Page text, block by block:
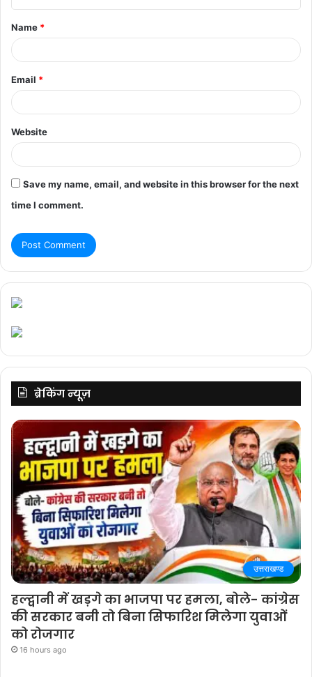
t
*
Name *
Email *
Website
Save my name, email, and website in this browser for the next
time I comment.
ब्रेकिंग न्यूज़
उत्तराखण्ड
हल्द्वानी में खड़गे का भाजपा पर हमला, बोले- कांग्रेस
की सरकार बनी तो बिना सिफारिश मिलेगा युवाओं
को रोजगार
16 hours ago